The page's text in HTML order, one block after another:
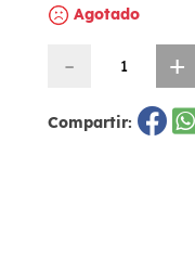
Agotado
+
-
Compartir: